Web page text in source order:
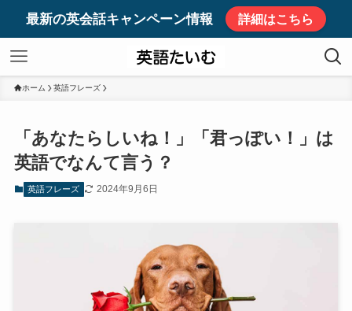
最新の英会話キャンペーン情報 詳細はこちら
ホーム 英語フレーズ
「あなたらしいね！」「君っぽい！」は
英語でなんて言う？
英語フレーズ 2024年9月6日